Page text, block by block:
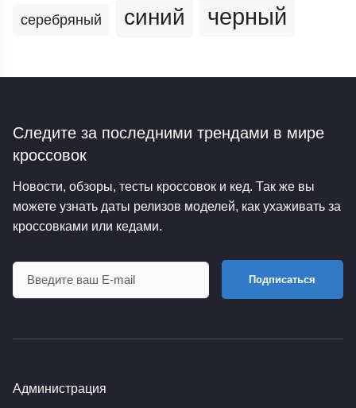
серебряный синий черный
Следите за последними трендами в мире
кроссовок
Новости, обзоры, тесты кроссовок и кед. Так же вы
можете узнать даты релизов моделей, как ухаживать за
кроссовками или кедами.
Подписаться
Администрация